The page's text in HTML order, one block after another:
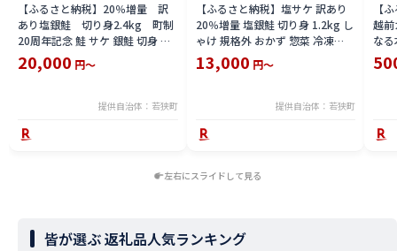
【ふるさと納税】20％増量 訳
あり塩銀鮭 切り身2.4kg 町制
20周年記念 鮭 サケ 銀鮭 切身 訳
あり おかず 冷凍 規格外 お取り寄
せ 福井県 若狭町
20,000 円～
提供自治体：若狭町
【ふるさと納税】塩サケ 訳あり
20％増量 塩銀鮭 切り身 1.2kg し
ゃけ 規格外 おかず 惣菜 冷凍
魚 鮭 サケ 銀鮭 切身 お取り寄せ
13,000 円～
提供自治体：若狭町
【
越
な
い
海
左右にスライドして見る
皆が選ぶ 返礼品人気ランキング